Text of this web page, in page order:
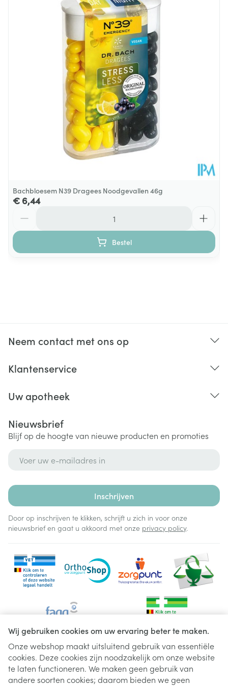
Wij gebruiken cookies om uw ervaring beter te maken.
Onze webshop maakt uitsluitend gebruik van essentiële
cookies. Deze cookies zijn noodzakelijk om onze website
te laten functioneren. We maken geen gebruik van
andere soorten cookies; daarom bieden we geen
93 mm
20
Kamertemperatuur (15°C - 25°C)
Bachbloesem N39 Dragees Noodgevallen 46g
€ 6,44
Bestel
Neem contact met ons op
Klantenservice
Uw apotheek
Nieuwsbrief
Blijf op de hoogte van nieuwe producten en promoties
Inschrijven
Door op inschrijven te klikken, schrijft u zich in voor onze
nieuwsbrief en gaat u akkoord met onze privacy policy.
Juridische links